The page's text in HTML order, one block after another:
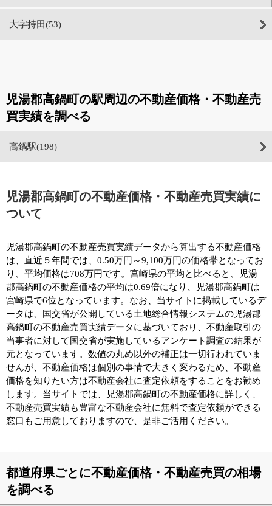
大字持田(53)
児湯郡高鍋町の駅周辺の不動産価格・不動産売
買実績を調べる
高鍋駅(198)
児湯郡高鍋町の不動産価格・不動産売買実績に
ついて
児湯郡高鍋町の不動産売買実績データから算出する不動産価格
は、直近５年間では、0.50万円～9,100万円の価格帯となってお
り、平均価格は708万円です。宮崎県の平均と比べると、児湯
郡高鍋町の不動産価格の平均は0.69倍になり、児湯郡高鍋町は
宮崎県で6位となっています。なお、当サイトに掲載しているデ
ータは、国交省が公開している土地総合情報システムの児湯郡
高鍋町の不動産売買実績データに基づいており、不動産取引の
当事者に対して国交省が実施しているアンケート調査の結果が
元となっています。数値の丸め以外の補正は一切行われていま
せんが、不動産価格は個別の事情で大きく変わるため、不動産
価格を知りたい方は不動産会社に査定依頼をすることをお勧め
します。当サイトでは、児湯郡高鍋町の不動産価格に詳しく、
不動産売買実績も豊富な不動産会社に無料で査定依頼ができる
窓口もご用意しておりますので、是非ご活用ください。
都道府県ごとに不動産価格・不動産売買の相場
を調べる